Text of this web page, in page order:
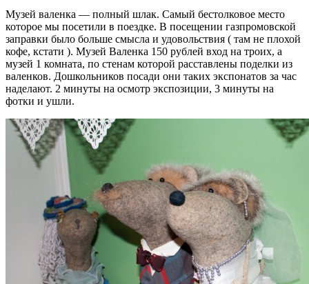
Музей валенка — полный шлак. Самый бестолковое место
которое мы посетили в поездке. В посещении газпромовской
заправки было больше смысла и удовольствия ( там не плохой
кофе, кстати ). Музей Валенка 150 рублей вход на троих, а
музей 1 комната, по стенам которой расставлены поделки из
валенков. Дошкольников посади они таких экспонатов за час
наделают. 2 минуты на осмотр экспозиции, 3 минуты на
фотки и ушли.